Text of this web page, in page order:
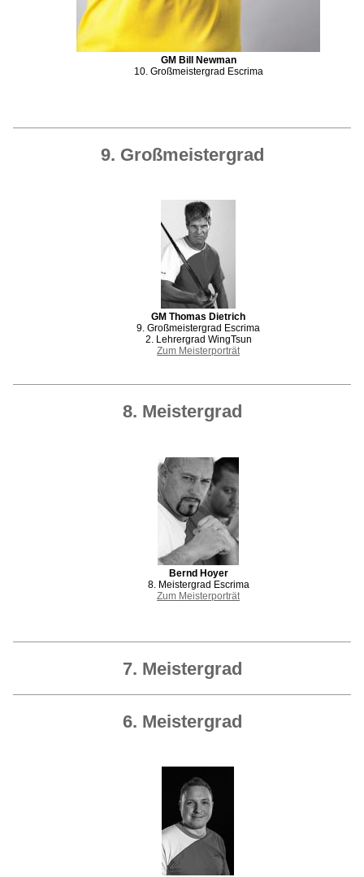
GM Bill Newman
10. Großmeistergrad Escrima
9. Großmeistergrad
GM Thomas Dietrich
9. Großmeistergrad Escrima
2. Lehrergrad WingTsun
Zum Meisterporträt
8. Meistergrad
Bernd Hoyer
8. Meistergrad Escrima
Zum Meisterporträt
7. Meistergrad
6. Meistergrad